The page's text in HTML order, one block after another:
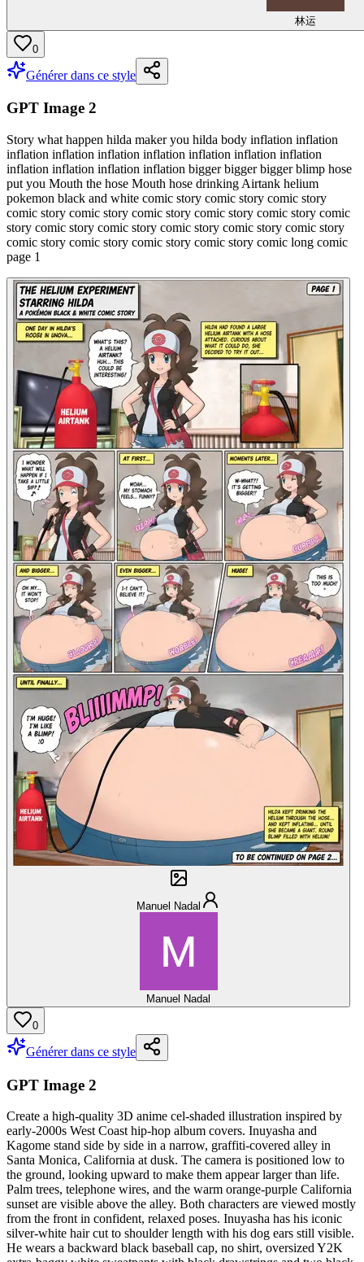
林运
0
Générer dans ce style
GPT Image 2
Story what happen hilda maker you hilda body inflation inflation
inflation inflation inflation inflation inflation inflation inflation
inflation inflation inflation inflation bigger bigger bigger blimp hose
put you Mouth the hose Mouth hose drinking Airtank helium
pokemon black and white comic story comic story comic story
comic story comic story comic story comic story comic story comic
story comic story comic story comic story comic story comic story
comic story comic story comic story comic story comic long comic
page 1
Manuel Nadal
Manuel Nadal
0
Générer dans ce style
GPT Image 2
Create a high-quality 3D anime cel-shaded illustration inspired by
early-2000s West Coast hip-hop album covers. Inuyasha and
Kagome stand side by side in a narrow, graffiti-covered alley in
Santa Monica, California at dusk. The camera is positioned low to
the ground, looking upward to make them appear larger than life.
Palm trees, telephone wires, and the warm orange-purple California
sunset are visible above the alley. Both characters are viewed mostly
from the front in confident, relaxed poses. Inuyasha has his iconic
silver-white hair cut to shoulder length with his dog ears still visible.
He wears a backward black baseball cap, no shirt, oversized Y2K